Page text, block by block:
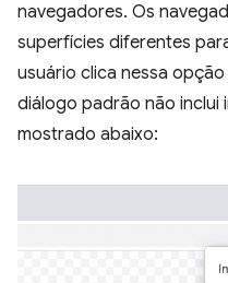
navegadores. Os
superfícies diferentes
usuário clica nessa
diálogo padrão não
mostrado abaixo: